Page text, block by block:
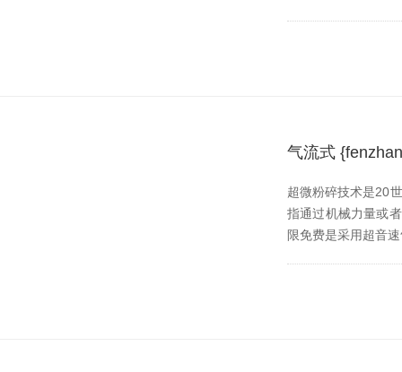
气流式
超微粉碎技术是20世
指通过机械力量或者
限免费是采用超音速